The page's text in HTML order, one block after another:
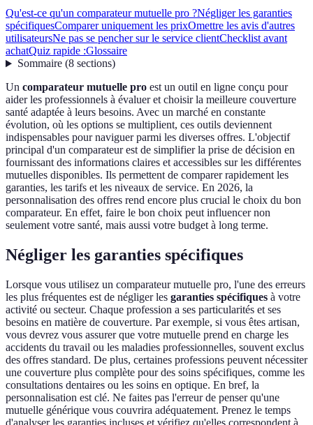
Qu'est-ce qu'un comparateur mutuelle pro ?Négliger les garanties
spécifiquesComparer uniquement les prixOmettre les avis d'autres
utilisateursNe pas se pencher sur le service clientChecklist avant
achatQuiz rapide :Glossaire
Sommaire(8 sections)
Un comparateur mutuelle pro est un outil en ligne conçu pour
aider les professionnels à évaluer et choisir la meilleure couverture
santé adaptée à leurs besoins. Avec un marché en constante
évolution, où les options se multiplient, ces outils deviennent
indispensables pour naviguer parmi les diverses offres. L'objectif
principal d'un comparateur est de simplifier la prise de décision en
fournissant des informations claires et accessibles sur les différentes
mutuelles disponibles. Ils permettent de comparer rapidement les
garanties, les tarifs et les niveaux de service. En 2026, la
personnalisation des offres rend encore plus crucial le choix du bon
comparateur. En effet, faire le bon choix peut influencer non
seulement votre santé, mais aussi votre budget à long terme.
Négliger les garanties spécifiques
Lorsque vous utilisez un comparateur mutuelle pro, l'une des erreurs
les plus fréquentes est de négliger les garanties spécifiques à votre
activité ou secteur. Chaque profession a ses particularités et ses
besoins en matière de couverture. Par exemple, si vous êtes artisan,
vous devrez vous assurer que votre mutuelle prend en charge les
accidents du travail ou les maladies professionnelles, souvent exclus
des offres standard. De plus, certaines professions peuvent nécessiter
une couverture plus complète pour des soins spécifiques, comme les
consultations dentaires ou les soins en optique. En bref, la
personnalisation est clé. Ne faites pas l'erreur de penser qu'une
mutuelle générique vous couvrira adéquatement. Prenez le temps